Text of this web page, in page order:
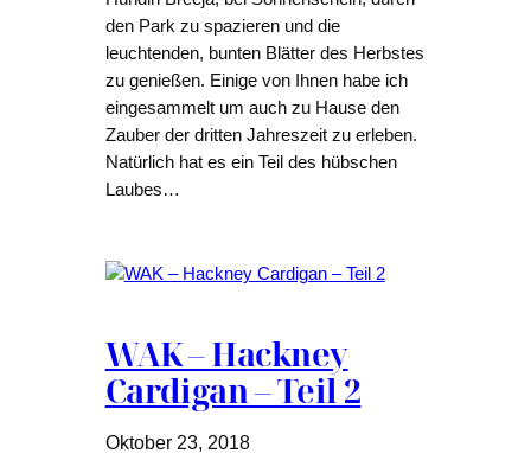
den Park zu spazieren und die
leuchtenden, bunten Blätter des Herbstes
zu genießen. Einige von Ihnen habe ich
eingesammelt um auch zu Hause den
Zauber der dritten Jahreszeit zu erleben.
Natürlich hat es ein Teil des hübschen
Laubes…
WAK – Hackney
Cardigan – Teil 2
Oktober 23, 2018